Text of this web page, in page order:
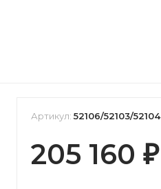
Артикул: 52106/52103/52104
205 160 ₽